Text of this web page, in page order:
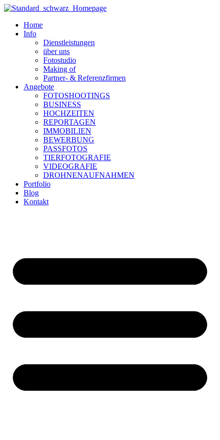
Zum
wechselnHome
Info
Dienstleistungen
über uns
Fotostudio
Making of
Partner- & Referenzfirmen
Angebote
FOTOSHOOTINGS
BUSINESS
HOCHZEITEN
REPORTAGEN
IMMOBILIEN
BEWERBUNG
PASSFOTOS
TIERFOTOGRAFIE
VIDEOGRAFIE
DROHNENAUFNAHMEN
Portfolio
Blog
Kontakt